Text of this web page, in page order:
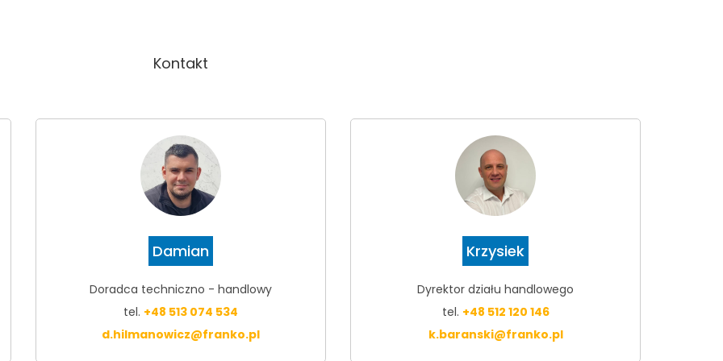
Kontakt
Damian
Doradca techniczno - handlowy
tel. +48 513 074 534
d.hilmanowicz@franko.pl
Krzysiek
Dyrektor działu handlowego
tel. +48 512 120 146
k.baranski@franko.pl